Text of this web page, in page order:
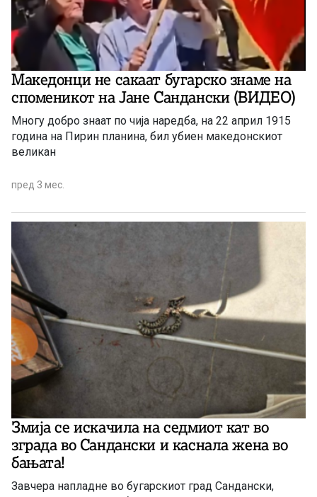
Македонци не сакаат бугарско знаме на
споменикот на Јане Сандански (ВИДЕО)
Многу добро знаат по чија наредба, на 22 април 1915
година на Пирин планина, бил убиен македонскиот
великан
пред 3 мес.
Змија се искачила на седмиот кат во
зграда во Сандански и каснала жена во
бањата!
Завчера напладне во бугарскиот град Сандански,